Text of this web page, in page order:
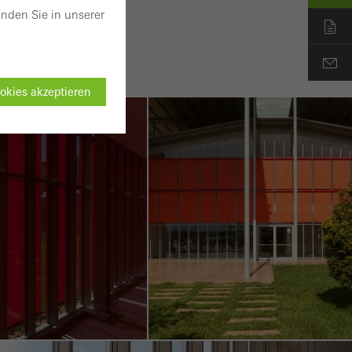
Sie in unserer
akzeptieren
einwandfrei
gestellt
der Webseite zu